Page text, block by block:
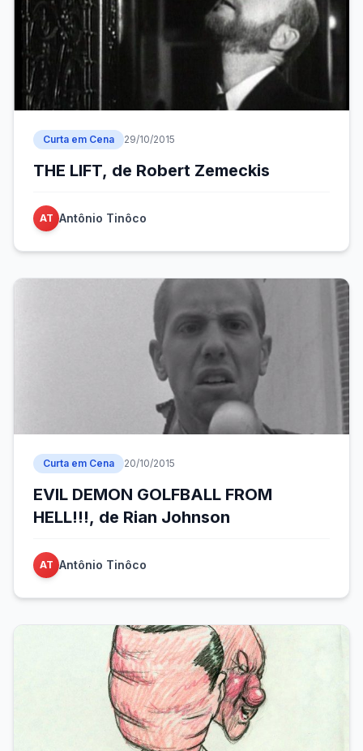
Curta em Cena 29/10/2015
THE LIFT, de Robert Zemeckis
AT Antônio Tinôco
Curta em Cena 20/10/2015
EVIL DEMON GOLFBALL FROM
HELL!!!, de Rian Johnson
AT Antônio Tinôco